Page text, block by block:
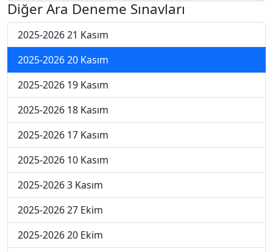
Diğer Ara Deneme Sınavları
2025-2026 21 Kasım
2025-2026 20 Kasım
2025-2026 19 Kasım
2025-2026 18 Kasım
2025-2026 17 Kasım
2025-2026 10 Kasım
2025-2026 3 Kasım
2025-2026 27 Ekim
2025-2026 20 Ekim